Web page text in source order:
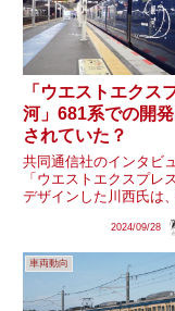
「ウエストエクス
河」681系での開
されていた？
共同通信社のインタビ
「ウエストエクスプレ
デザインした川西氏は
す。駄目ですと却下さ
すが、後になって「（
れにしても良かったな
たようです。川西氏は
6...
2024/09/28
車両動向